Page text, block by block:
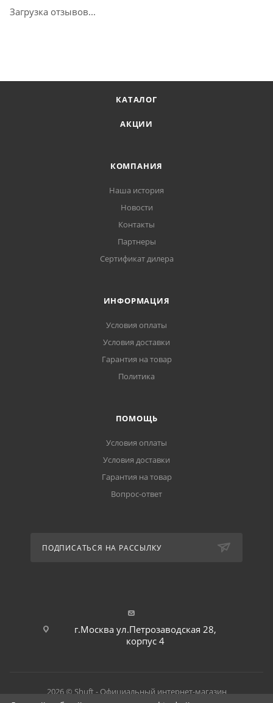
Загрузка отзывов...
КАТАЛОГ
АКЦИИ
КОМПАНИЯ
Наша история
Новости
Контакты
Партнеры
Сертификат дилера
ИНФОРМАЦИЯ
Условия оплаты
Условия доставки
Гарантия на товар
Политика
ПОМОЩЬ
Условия оплаты
Условия доставки
Гарантия на товар
Вопрос-ответ
ПОДПИСАТЬСЯ НА РАССЫЛКУ
г.Москва ул.Петрозаводская 28,
корпус 4
2026 © Shuft - Официальный интернет-магазин